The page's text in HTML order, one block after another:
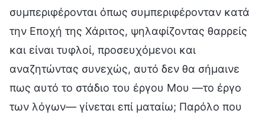
συμπεριφέρονται όπως συμπεριφέρονταν κατά
την Εποχή της Χάριτος, ψηλαφίζοντας θαρρείς
και είναι τυφλοί, προσευχόμενοι και
αναζητώντας συνεχώς, αυτό δεν θα σήμαινε
πως αυτό το στάδιο του έργου Μου —το έργο
των λόγων— γίνεται επί ματαίω; Παρόλο που